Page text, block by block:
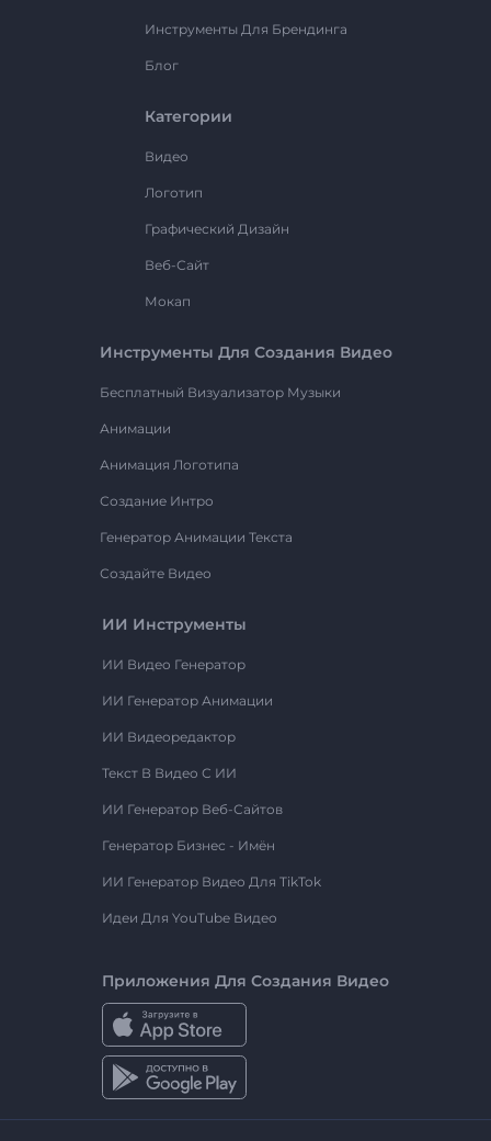
Инструменты Для Брендинга
Блог
Категории
Видео
Логотип
Графический Дизайн
Веб-Сайт
Мокап
Инструменты Для Создания Видео
Бесплатный Визуализатор Музыки
Анимации
Анимация Логотипа
Создание Интро
Генератор Анимации Текста
Создайте Видео
ИИ Инструменты
ИИ Видео Генератор
ИИ Генератор Анимации
ИИ Видеоредактор
Текст В Видео С ИИ
ИИ Генератор Веб-Сайтов
Генератор Бизнес - Имён
ИИ Генератор Видео Для TikTok
Идеи Для YouTube Видео
Приложения Для Создания Видео